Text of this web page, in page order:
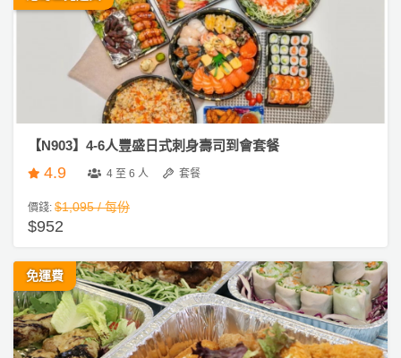
【N903】4-6人豐盛日式刺身壽司到會套餐
4.9 4 至 6 人 套餐
價錢: $1,095 / 每份
$952
免運費